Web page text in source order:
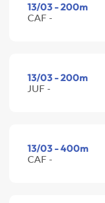
13/03 - 200m
CAF -
13/03 - 200m
JUF -
13/03 - 400m
CAF -